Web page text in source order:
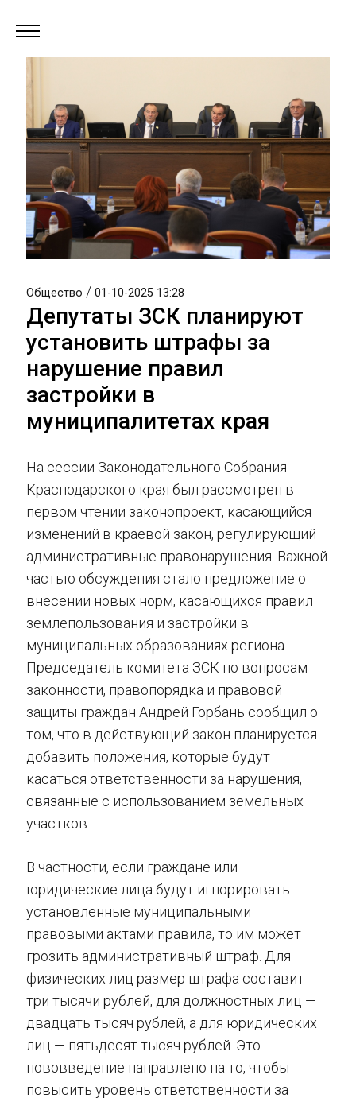
Общество / 01-10-2025 13:28
Депутаты ЗСК планируют
установить штрафы за
нарушение правил
застройки в
муниципалитетах края
На сессии Законодательного Собрания
Краснодарского края был рассмотрен в
первом чтении законопроект, касающийся
изменений в краевой закон, регулирующий
административные правонарушения. Важной
частью обсуждения стало предложение о
внесении новых норм, касающихся правил
землепользования и застройки в
муниципальных образованиях региона.
Председатель комитета ЗСК по вопросам
законности, правопорядка и правовой
защиты граждан Андрей Горбань сообщил о
том, что в действующий закон планируется
добавить положения, которые будут
касаться ответственности за нарушения,
связанные с использованием земельных
участков.
В частности, если граждане или
юридические лица будут игнорировать
установленные муниципальными
правовыми актами правила, то им может
грозить административный штраф. Для
физических лиц размер штрафа составит
три тысячи рублей, для должностных лиц —
двадцать тысяч рублей, а для юридических
лиц — пятьдесят тысяч рублей. Это
нововведение направлено на то, чтобы
повысить уровень ответственности за